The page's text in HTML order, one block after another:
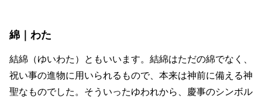
綿｜わた
結綿（ゆいわた）ともいいます。結綿はただの綿でなく、
祝い事の進物に用いられるもので、本来は神前に備える神
聖なものでした。そういったゆわれから、慶事のシンボル